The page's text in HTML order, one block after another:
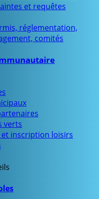
et requêtes
réglementation,
comités
verts
inscription loisirs